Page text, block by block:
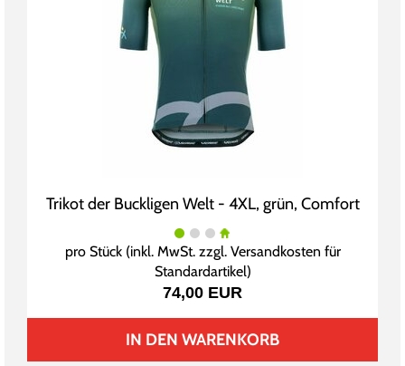
Trikot der Buckligen Welt - 4XL, grün, Comfort
pro Stück (inkl. MwSt. zzgl. Versandkosten für
Standardartikel)
74,00 EUR
IN DEN WARENKORB